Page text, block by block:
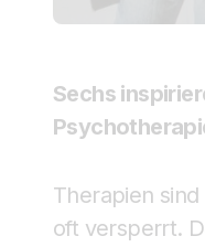
Sechs
Therapien
oft versperrt.